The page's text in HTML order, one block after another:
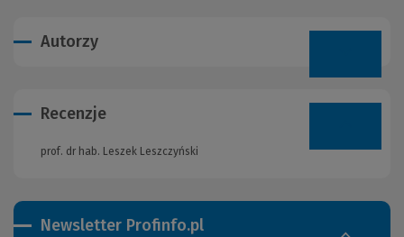
Autorzy
Newsletter Profinfo.pl
Recenzje
prof. dr hab. Leszek Leszczyński